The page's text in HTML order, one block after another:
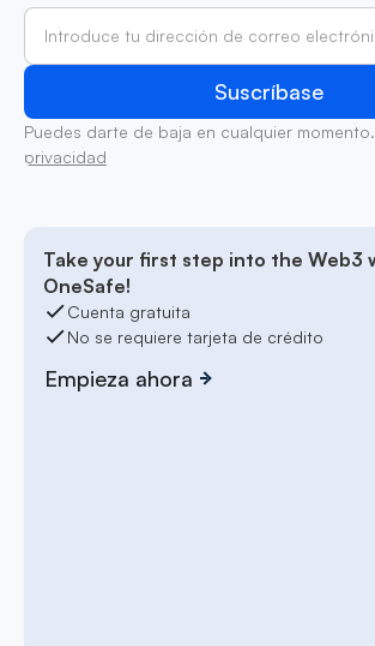
Puedes darte de baja en cualquier momento.
privacidad
Take your first step into the Web3
OneSafe!
Cuenta gratuita
No se requiere tarjeta de crédito
Empieza ahora